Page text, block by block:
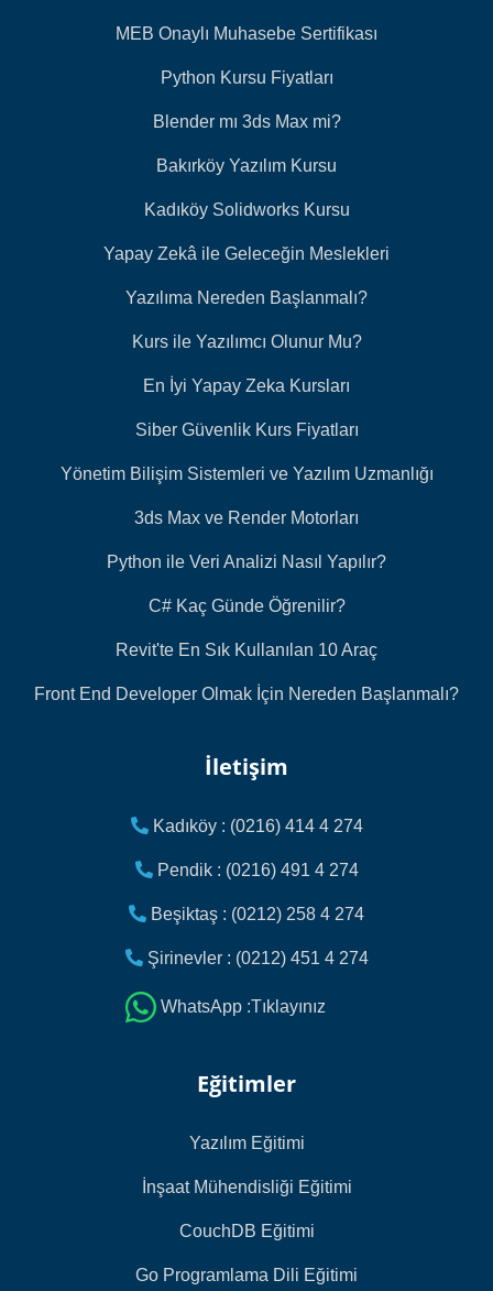
MEB Onaylı Muhasebe Sertifikası
Python Kursu Fiyatları
Blender mı 3ds Max mi?
Bakırköy Yazılım Kursu
Kadıköy Solidworks Kursu
Yapay Zekâ ile Geleceğin Meslekleri
Yazılıma Nereden Başlanmalı?
Kurs ile Yazılımcı Olunur Mu?
En İyi Yapay Zeka Kursları
Siber Güvenlik Kurs Fiyatları
Yönetim Bilişim Sistemleri ve Yazılım Uzmanlığı
3ds Max ve Render Motorları
Python ile Veri Analizi Nasıl Yapılır?
C# Kaç Günde Öğrenilir?
Revit'te En Sık Kullanılan 10 Araç
Front End Developer Olmak İçin Nereden Başlanmalı?
İletişim
Kadıköy : (0216) 414 4 274
Pendik : (0216) 491 4 274
Beşiktaş : (0212) 258 4 274
Şirinevler : (0212) 451 4 274
WhatsApp :Tıklayınız
Eğitimler
Yazılım Eğitimi
İnşaat Mühendisliği Eğitimi
CouchDB Eğitimi
Go Programlama Dili Eğitimi